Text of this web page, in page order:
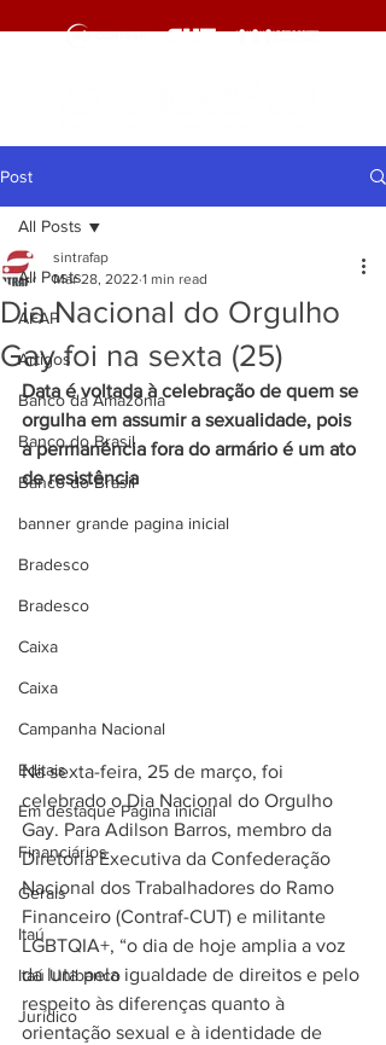
Post
All Posts
AFAP
Artigos
Banco da Amazônia
Banco do Brasil
Banco do Brasil
banner grande pagina inicial
Bradesco
Bradesco
Caixa
Caixa
Campanha Nacional
Editais
Em destaque Página inicial
Financiários
Gerais
Itaú
Itaú Unibanco
Jurídico
All Posts
Dia Nacional do Orgulho
Gay foi na sexta (25)
sintrafap
Mar 28, 2022 1 min read
Data é voltada à celebração de quem se
orgulha em assumir a sexualidade, pois
a permanência fora do armário é um ato
de resistência
Na sexta-feira, 25 de março, foi
celebrado o Dia Nacional do Orgulho
Gay. Para Adilson Barros, membro da
Diretoria Executiva da Confederação
Nacional dos Trabalhadores do Ramo
Financeiro (Contraf-CUT) e militante
LGBTQIA+, “o dia de hoje amplia a voz
da luta pela igualdade de direitos e pelo
respeito às diferenças quanto à
orientação sexual e à identidade de